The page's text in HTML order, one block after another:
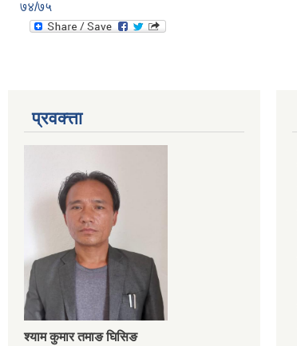
७४/७५
प्रवक्त्ता
श्‍याम कुमार तमाङ घिसिङ